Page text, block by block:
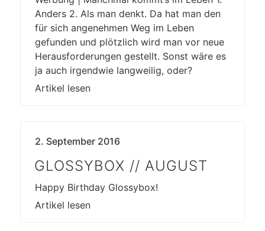
Anders 2. Als man denkt. Da hat man den
für sich angenehmen Weg im Leben
gefunden und plötzlich wird man vor neue
Herausforderungen gestellt. Sonst wäre es
ja auch irgendwie langweilig, oder?
Artikel lesen
2. September 2016
GLOSSYBOX // AUGUST
Happy Birthday Glossybox!
Artikel lesen